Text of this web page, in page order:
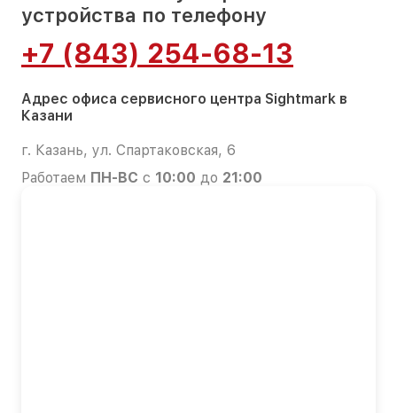
устройства по телефону
+7 (843) 254-68-13
Адрес офиса сервисного центра Sightmark в
Казани
г. Казань, ул. Спартаковская, 6
Работаем ПН-ВС с 10:00 до 21:00